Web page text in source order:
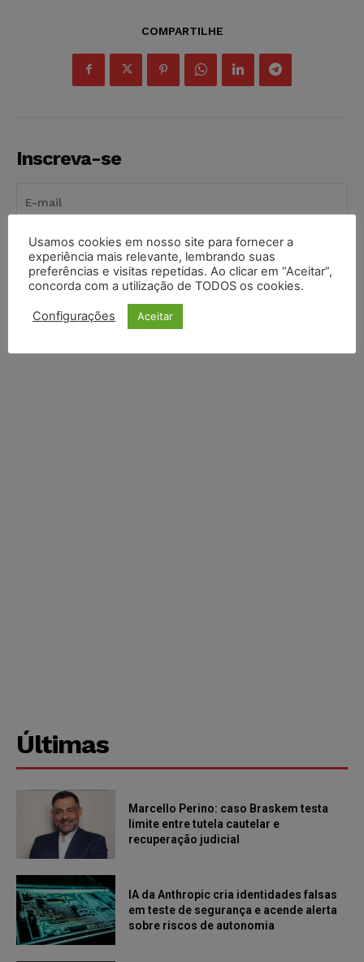
COMPARTILHE
Inscreva-se
INSCREVER
Li e aceito aPolítica de Privacidade.
Últimas
Marcello Perino: caso Braskem testa
limite entre tutela cautelar e
recuperação judicial
IA da Anthropic cria identidades falsas
em teste de segurança e acende alerta
sobre riscos de autonomia
Usamos cookies em nosso site para fornecer a
experiência mais relevante, lembrando suas
preferências e visitas repetidas. Ao clicar em “Aceitar”,
concorda com a utilização de TODOS os cookies.
Configurações Aceitar